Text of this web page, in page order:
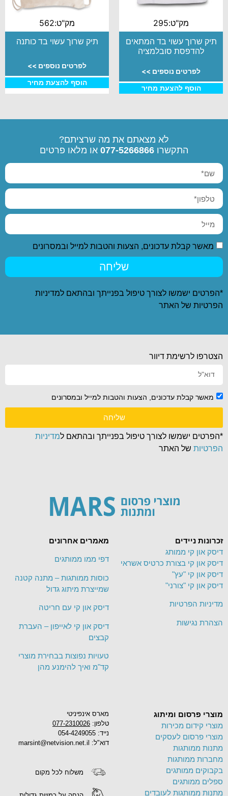
מק"ט:295
תיק שרוך עשוי בד המתאים
להדפסת סובלמציה
לפרטים נוספים >>
הוסף להצעת מחיר
מק"ט:562
תיק שרוך עשוי בד כותנה
לפרטים נוספים >>
הוסף להצעת מחיר
לא מצאתם את מה שרציתם?
התקשרו 077-5266866 או מלאו פרטים
מאשר קבלת עדכונים, הצעות והטבות למייל ובמסרונים
שליחה
*הפרטים ישמשו לצורך טיפול בפנייתך ובהתאם למדיניות
הפרטיות של האתר
מארס אינפיניטי
טלפון: 077-2310026
נייד: 054-4249055
דוא"ל: marsint@netvision.net.il
משלוח לכל מקום
מוצרי פרסום ומיתוג
מוצרי קידום מכירות
מוצרי פרסום לעסקים
מתנות ממותגות
מחברות ממותגות
בקבוקים ממותגים
ספלים ממותגים
מתנות ממותגות לעובדים
מאמרים אחרונים
דפי ממו ממותגים
כוסות ממותגות – מתנה קטנה
שמייצרת מיתוג גדול
דיסק און קי עם חריטה
דיסק און קי לאייפון – העברת
קבצים
טעויות נפוצות בבחירת מוצרי
קד"מ ואיך להימנע מהן
זכרונות ניידים
דיסק און קי ממותג
דיסק און קי בצורת כרטיס אשראי
דיסק און קי "עץ"
דיסק און קי "צורני"
מדיניות הפרטיות
הצהרת נגישות
הצטרפו לרשימת דיוור
מאשר קבלת עדכונים, הצעות והטבות למייל ובמסרונים
שליחה
*הפרטים ישמשו לצורך טיפול בפנייתך ובהתאם למדיניות
הפרטיות של האתר